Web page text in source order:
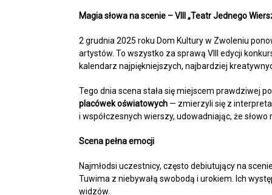
Magia słowa na scenie – VIII „Teatr Jednego
2 grudnia 2025 roku Dom Kultury w Zwoleniu
artystów. To wszystko za sprawą VIII edycji
kalendarz najpiękniejszych, najbardziej
Tego dnia scena stała się miejscem prawdziwej
placówek oświatowych — zmierzyli się z
i współczesnych wierszy, udowadniając, że
Scena pełna emocji
Najmłodsi uczestnicy, często debiutujący na
Tuwima z niebywałą swobodą i urokiem. Ich
widzów.